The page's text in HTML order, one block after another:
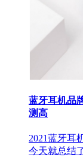
蓝牙耳机品
测高
2021蓝牙耳
今天就总结